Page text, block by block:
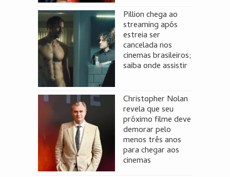
Pillion chega ao
streaming após
estreia ser
cancelada nos
cinemas brasileiros;
saiba onde assistir
Christopher Nolan
revela que seu
próximo filme deve
demorar pelo
menos três anos
para chegar aos
cinemas